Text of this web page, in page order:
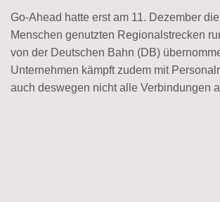
Go-Ahead hatte erst am 11. Dezember
Menschen genutzten Regionalstrecken
von der Deutschen Bahn (DB)
Unternehmen kämpft zudem mit
auch deswegen nicht alle Verbindungen